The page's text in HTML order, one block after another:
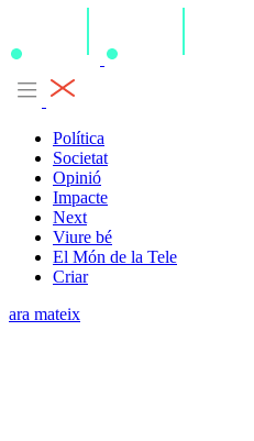
Política
Societat
Opinió
Impacte
Next
Viure bé
El Món de la Tele
Criar
ara mateix